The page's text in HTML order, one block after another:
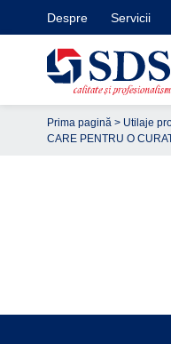
Despre Servicii
Prima pagină > Utilaje
CARE PENTRU O